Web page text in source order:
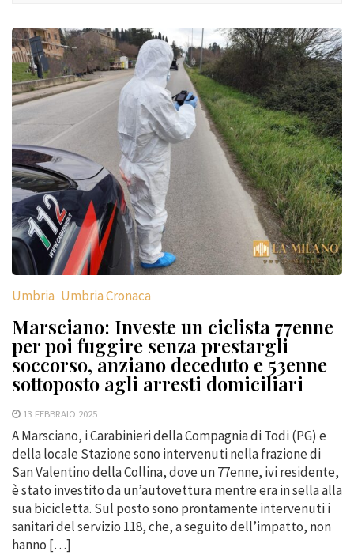
Umbria Umbria Cronaca
Marsciano: Investe un ciclista 77enne
per poi fuggire senza prestargli
soccorso, anziano deceduto e 53enne
sottoposto agli arresti domiciliari
13 FEBBRAIO 2025
A Marsciano, i Carabinieri della Compagnia di Todi (PG) e
della locale Stazione sono intervenuti nella frazione di
San Valentino della Collina, dove un 77enne, ivi residente,
è stato investito da un’autovettura mentre era in sella alla
sua bicicletta. Sul posto sono prontamente intervenuti i
sanitari del servizio 118, che, a seguito dell’impatto, non
hanno […]